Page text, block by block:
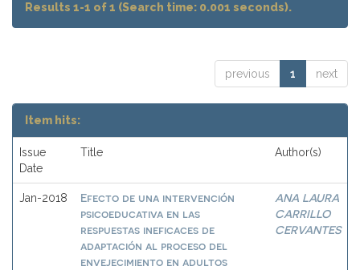
Results 1-1 of 1 (Search time: 0.001 seconds).
previous 1 next
Item hits:
Issue
Date
Title Author(s)
Jan-2018
Efecto de una intervención
psicoeducativa en las
respuestas ineficaces de
adaptación al proceso del
envejecimiento en adultos
ANA LAURA
CARRILLO
CERVANTES